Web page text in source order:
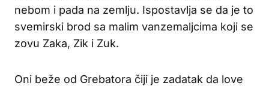
nebom i pada na zemlju. Ispostavlja se da je to
svemirski brod sa malim vanzemaljcima koji se
zovu Zaka, Zik i Zuk.
Oni beže od Grebatora čiji je zadatak da love